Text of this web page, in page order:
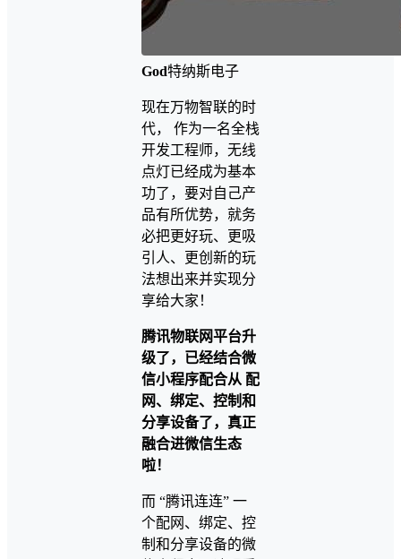
God特纳斯电子
现在万物智联的时
代， 作为一名全栈
开发工程师，无线
点灯已经成为基本
功了，要对自己产
品有所优势，就务
必把更好玩、更吸
引人、更创新的玩
法想出来并实现分
享给大家！
腾讯物联网平台升
级了，已经结合微
信小程序配合从 配
网、绑定、控制和
分享设备了，真正
融合进微信生态
啦！
而 “腾讯连连” 一
个配网、绑定、控
制和分享设备的微